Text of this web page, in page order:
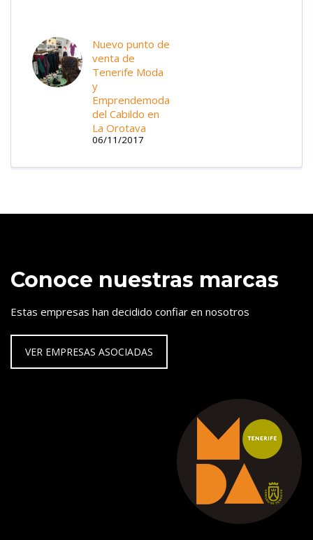
Nuevo punto de
venta de
Tenerife Moda
y
Emprendemoda
del Cabildo en
La Orotava
06/11/2017
Conoce nuestras marcas
Estas empresas han decidido confiar en nosotros
VER EMPRESAS ASOCIADAS